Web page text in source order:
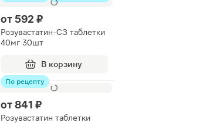
от592 ₽
Розувастатин-СЗ таблетки
40мг 30шт
В корзину
По рецепту
от841 ₽
Розувастатин таблетки